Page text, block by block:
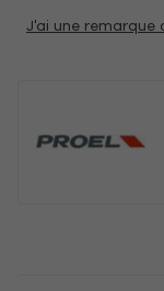
J'ai une